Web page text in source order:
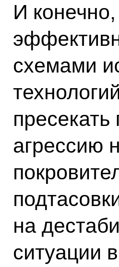
И
схемами
агрессию
на
ситуации